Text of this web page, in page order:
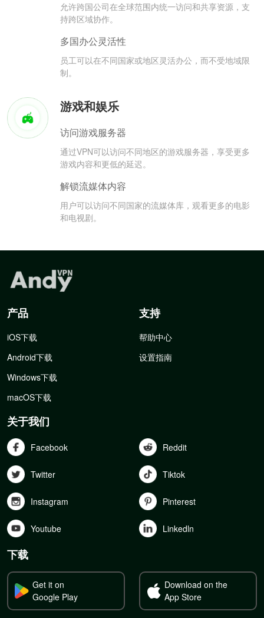
允许跨国公司在全球范围内统一访问和共享资源，支
持跨区域协作。
多国办公灵活性
员工可以在不同国家或地区灵活办公，而不受地域限
制。
游戏和娱乐
访问游戏服务器
通过VPN可以访问不同地区的游戏服务器，享受更多
游戏内容和更低的延迟。
解锁流媒体内容
用户可以访问不同国家的流媒体库，观看更多的电影
和电视剧。
产品
iOS下载
Android下载
Windows下载
macOS下载
支持
帮助中心
设置指南
关于我们
Facebook Reddit
Twitter Tiktok
Instagram Pinterest
Youtube Linkedln
下载
Get it on
Google Play
Download on the
App Store